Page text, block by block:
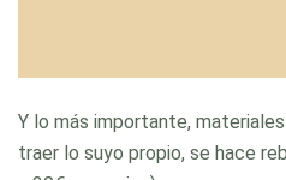
Y lo más importante,
traer lo suyo propio, se hace